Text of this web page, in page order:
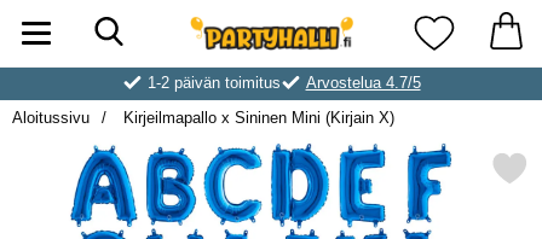
Ostoskori laajennettu Partyhallen AB
Suosikkini
1-2 päivän toimitus
Arvostelua 4.7/5
Aloitussivu
Kirjeilmapallo x Sininen Mini (Kirjain X)
Merkitse kirjeilmapallo x